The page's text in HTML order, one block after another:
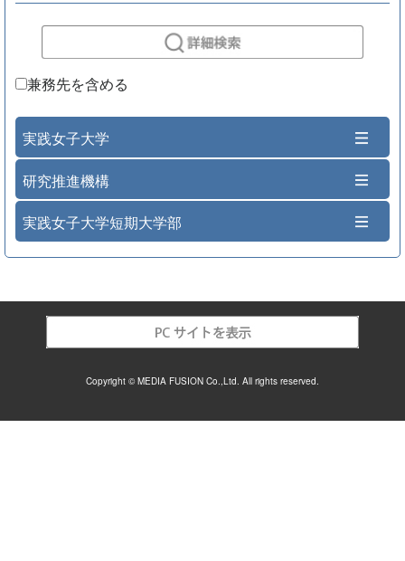
兼務先を含める
実践女子大学
研究推進機構
実践女子大学短期大学部
Copyright © MEDIA FUSION Co.,Ltd. All rights reserved.